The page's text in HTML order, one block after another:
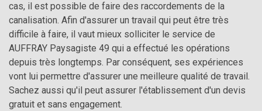
cas, il est possible de faire des raccordements de la
canalisation. Afin d'assurer un travail qui peut être très
difficile à faire, il vaut mieux solliciter le service de
AUFFRAY Paysagiste 49 qui a effectué les opérations
depuis très longtemps. Par conséquent, ses expériences
vont lui permettre d'assurer une meilleure qualité de travail.
Sachez aussi qu'il peut assurer l'établissement d'un devis
gratuit et sans engagement.